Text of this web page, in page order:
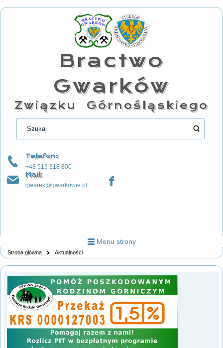
Bractwo
Gwarków
Związku Górnośląskiego
Telefon:
+48 519 318 800
Mail:
gwarek@gwarkowie.pl
Menu strony
Strona główna Aktualności